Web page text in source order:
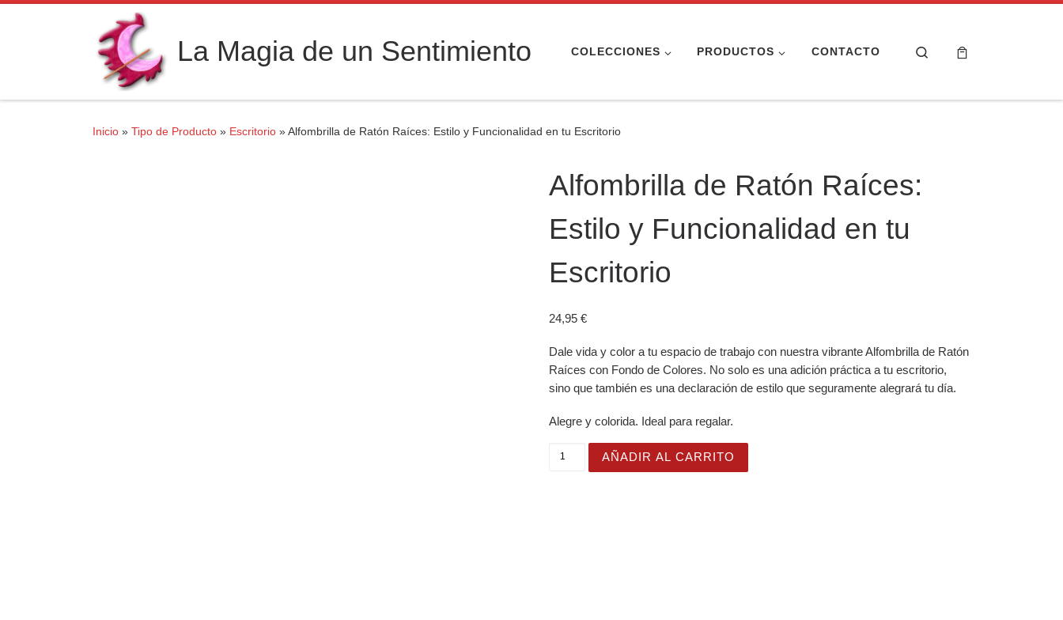
Saltar al contenido
La Magia de un Sentimiento COLECCIONES PRODUCTOS CONTACTO Search
Inicio » Tipo de Producto » Escritorio »Alfombrilla de Ratón Raíces: Estilo y Funcionalidad en tu Escritorio
Alfombrilla de Ratón Raíces:
Estilo y Funcionalidad en tu
Escritorio
24,95€
Dale vida y color a tu espacio de trabajo con nuestra vibrante Alfombrilla de Ratón
Raíces con Fondo de Colores. No solo es una adición práctica a tu escritorio,
sino que también es una declaración de estilo que seguramente alegrará tu día.
Alegre y colorida. Ideal para regalar.
Alfombrilla de Ratón Raíces: Estilo y Funcionalidad en tu Escritorio cantidad
AÑADIR AL CARRITO